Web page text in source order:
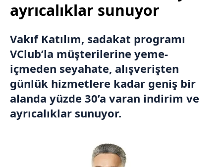
ayrıcalıklar sunuyor
Vakıf Katılım, sadakat programı
VClub’la müşterilerine yeme-
içmeden seyahate, alışverişten
günlük hizmetlere kadar geniş bir
alanda yüzde 30’a varan indirim ve
ayrıcalıklar sunuyor.